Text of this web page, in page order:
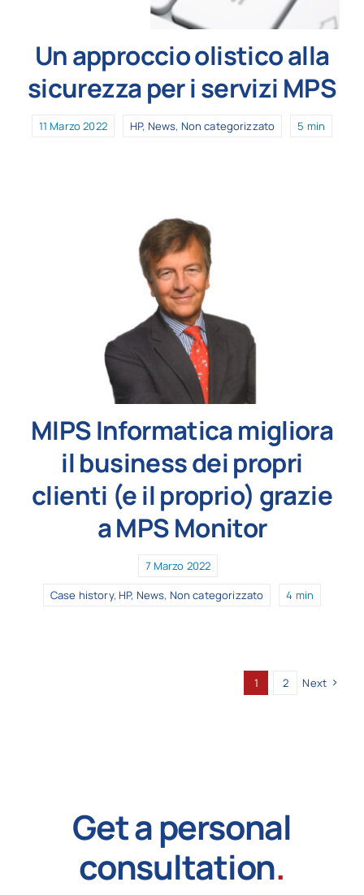
Un approccio olistico alla
sicurezza per i servizi MPS
11 Marzo 2022 HP, News, Non categorizzato 5 min
MIPS Informatica migliora
il business dei propri
clienti (e il proprio) grazie
a MPS Monitor
7 Marzo 2022
Case history, HP, News, Non categorizzato 4 min
1 2 Next
Get a personal
consultation.